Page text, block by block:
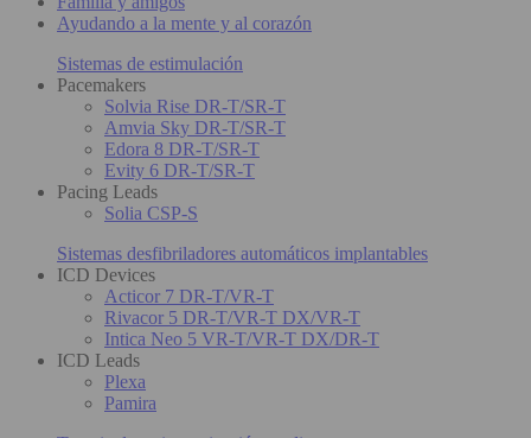
Ayudando a la mente y al corazón
Sistemas de estimulación
Pacemakers
Solvia Rise DR-T/SR-T
Amvia Sky DR-T/SR-T
Edora 8 DR-T/SR-T
Evity 6 DR-T/SR-T
Pacing Leads
Solia CSP-S
Sistemas desfibriladores automáticos implantables
ICD Devices
Acticor 7 DR-T/VR-T
Rivacor 5 DR-T/VR-T DX/VR-T
Intica Neo 5 VR-T/VR-T DX/DR-T
ICD Leads
Plexa
Pamira